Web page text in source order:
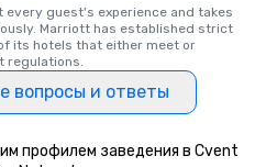
guest's experience and takes
Marriott has established strict
its hotels that either meet or
regulations.
вопросы и ответы
профилем заведения в Cvent